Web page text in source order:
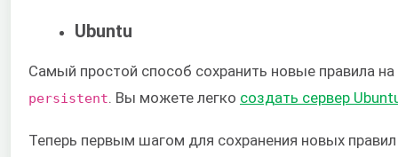
Ubuntu
Самый простой способ сохранить новые правила
persistent​. Вы можете легко ​создать сервер
Теперь первым шагом для сохранения новых